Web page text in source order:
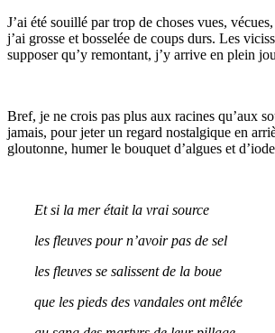
J’ai été souillé par trop de choses vues,
j’ai grosse et bosselée de coups durs. Les
supposer qu’y remontant, j’y arrive en plein
Bref, je ne crois pas plus aux racines qu’aux
jamais, pour jeter un regard nostalgique en
gloutonne, humer le bouquet d’algues et
Et si la mer était la vrai source
les fleuves pour n’avoir pas de sel
les fleuves se salissent de la boue
que les pieds des vandales ont mêlée